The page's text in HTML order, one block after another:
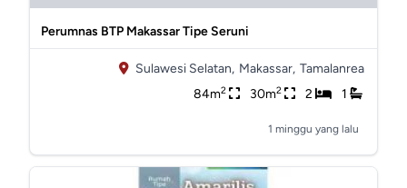
Perumnas BTP Makassar Tipe Seruni
Sulawesi Selatan, Makassar, Tamalanrea
84m2 30m2 2 1
1 minggu yang lalu